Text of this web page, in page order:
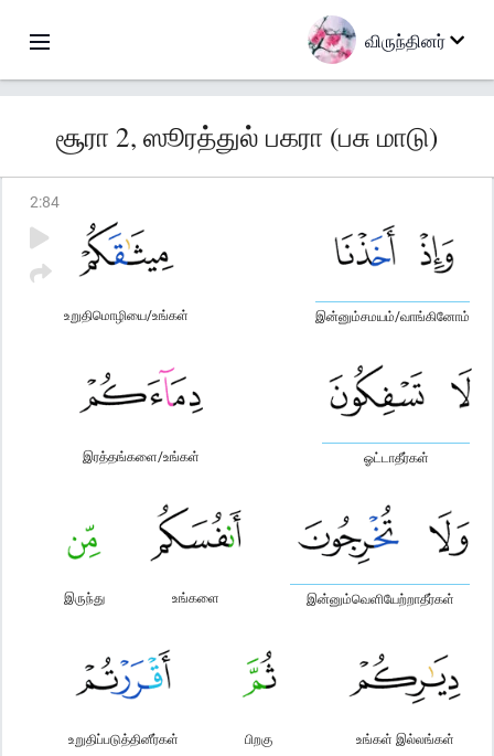
விருந்தினர்
சூரா 2, ஸூரத்துல் பகரா (பசு மாடு)
2:84
இன்னும்சமயம்/வாங்கினோம்
உறுதிமொழியை/உங்கள்
ஓட்டாதீர்கள்
இரத்தங்களை/உங்கள்
இன்னும்வெளியேற்றாதீர்கள்
உங்களை
இருந்து
உங்கள் இல்லங்கள்
பிறகு
உறுதிப்படுத்தினீர்கள்